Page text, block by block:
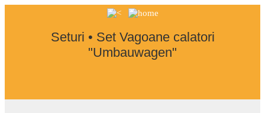
Seturi • Set Vagoane calatori
"Umbauwagen"